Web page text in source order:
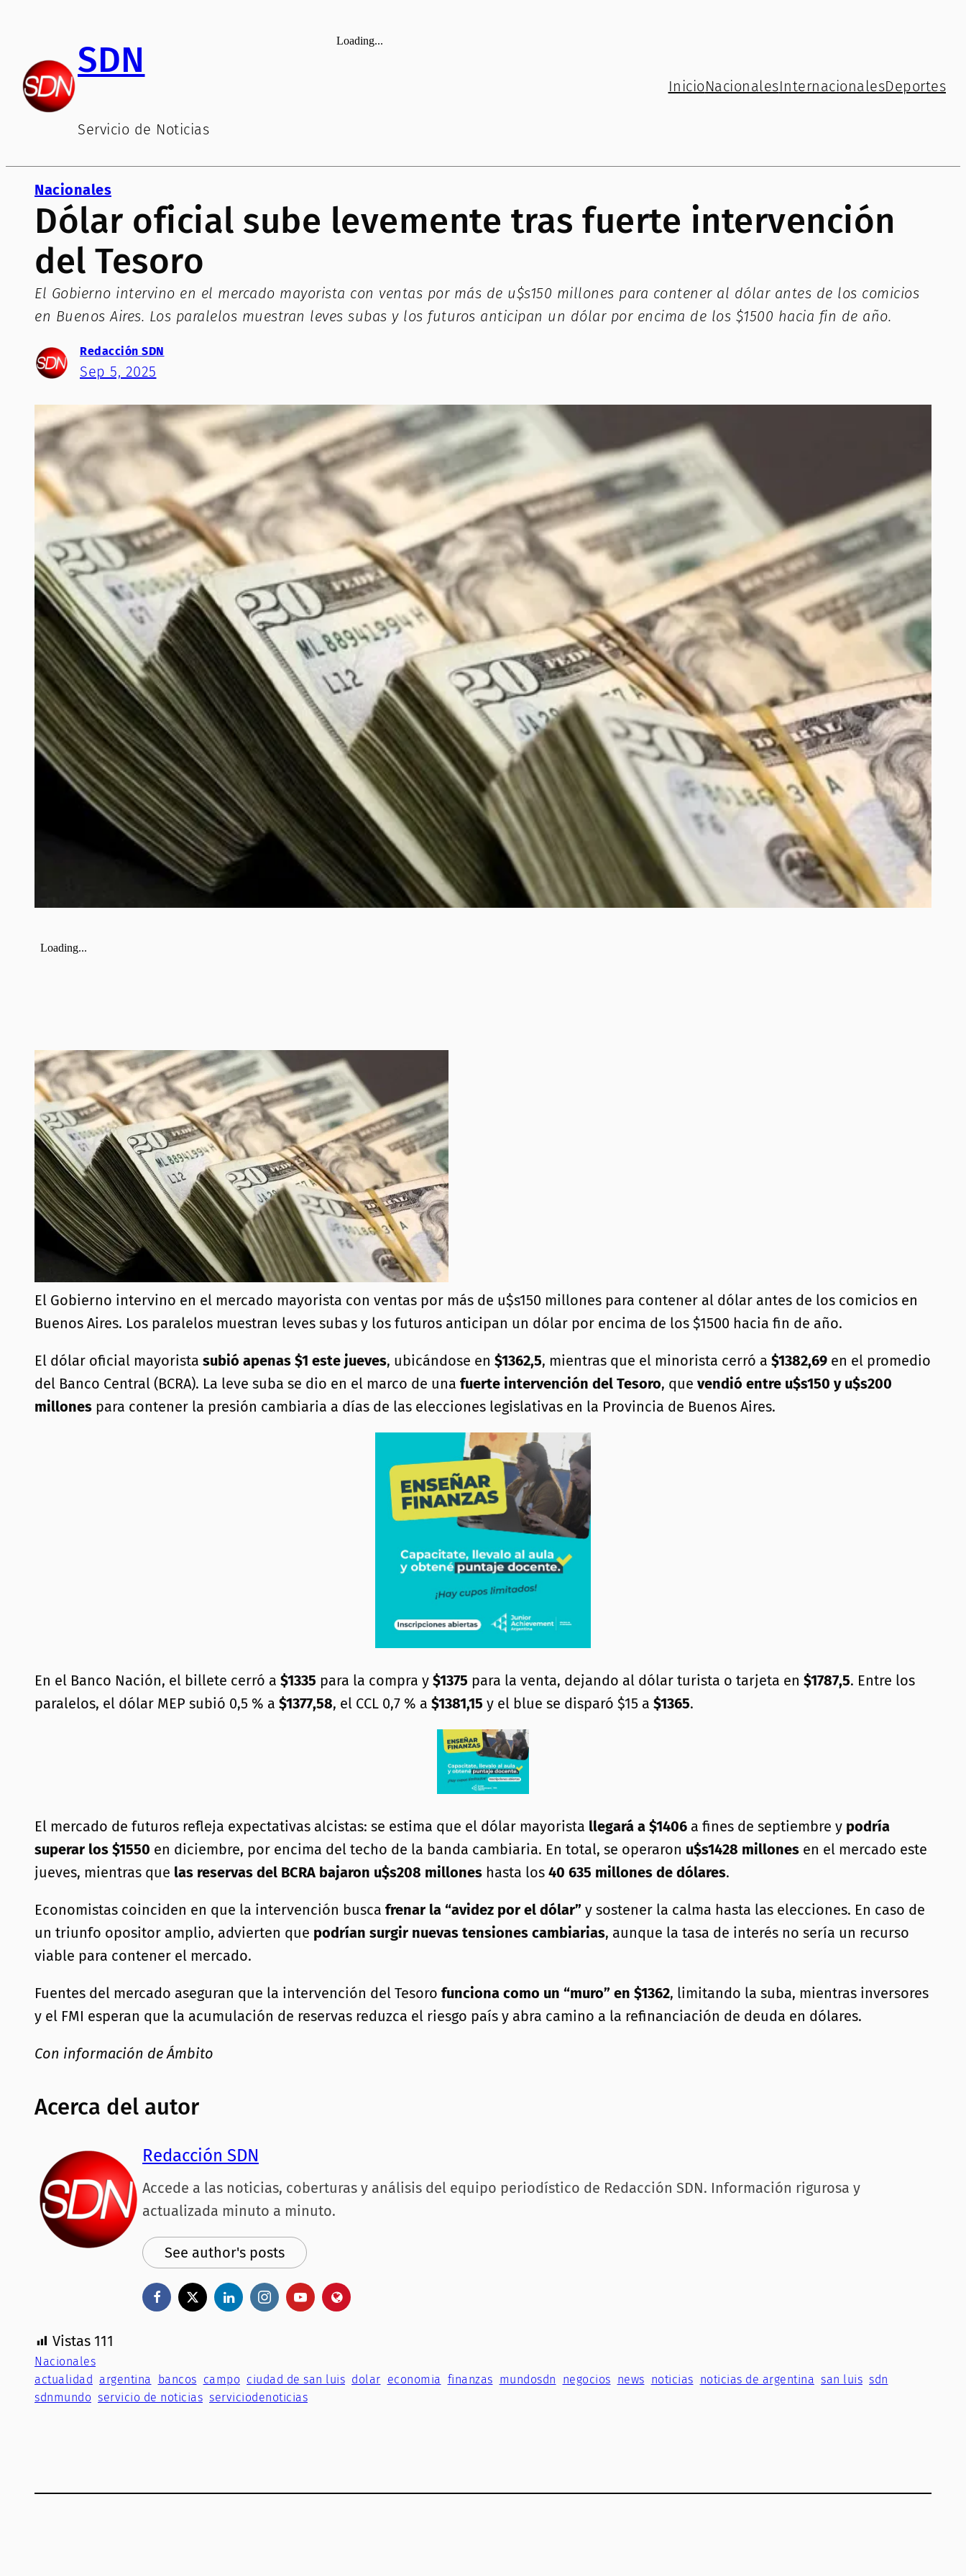
contenido
SDN
Servicio de Noticias
InicioNacionalesInternacionalesDeportes
Nacionales
Dólar oficial sube levemente tras fuerte intervención
del Tesoro
El Gobierno intervino en el mercado mayorista con ventas por más de u$s150 millones para contener al dólar antes de los comicios
en Buenos Aires. Los paralelos muestran leves subas y los futuros anticipan un dólar por encima de los $1500 hacia fin de año.
Redacción SDN
Sep 5, 2025
El Gobierno intervino en el mercado mayorista con ventas por más de u$s150 millones para contener al dólar antes de los comicios en
Buenos Aires. Los paralelos muestran leves subas y los futuros anticipan un dólar por encima de los $1500 hacia fin de año.
El dólar oficial mayorista subió apenas $1 este jueves, ubicándose en $1362,5, mientras que el minorista cerró a $1382,69 en el promedio
del Banco Central (BCRA). La leve suba se dio en el marco de una fuerte intervención del Tesoro, que vendió entre u$s150 y u$s200
millones para contener la presión cambiaria a días de las elecciones legislativas en la Provincia de Buenos Aires.
En el Banco Nación, el billete cerró a $1335 para la compra y $1375 para la venta, dejando al dólar turista o tarjeta en $1787,5. Entre los
paralelos, el dólar MEP subió 0,5 % a $1377,58, el CCL 0,7 % a $1381,15 y el blue se disparó $15 a $1365.
El mercado de futuros refleja expectativas alcistas: se estima que el dólar mayorista llegará a $1406 a fines de septiembre y podría
superar los $1550 en diciembre, por encima del techo de la banda cambiaria. En total, se operaron u$s1428 millones en el mercado este
jueves, mientras que las reservas del BCRA bajaron u$s208 millones hasta los 40 635 millones de dólares.
Economistas coinciden en que la intervención busca frenar la “avidez por el dólar” y sostener la calma hasta las elecciones. En caso de
un triunfo opositor amplio, advierten que podrían surgir nuevas tensiones cambiarias, aunque la tasa de interés no sería un recurso
viable para contener el mercado.
Fuentes del mercado aseguran que la intervención del Tesoro funciona como un “muro” en $1362, limitando la suba, mientras inversores
y el FMI esperan que la acumulación de reservas reduzca el riesgo país y abra camino a la refinanciación de deuda en dólares.
Con información de Ámbito
Acerca del autor
Redacción SDN
Accede a las noticias, coberturas y análisis del equipo periodístico de Redacción SDN. Información rigurosa y
actualizada minuto a minuto.
See author's posts
Vistas 111
Nacionales
actualidad
argentina bancos campo ciudad de san luis dolar economia finanzas mundosdn negocios news noticias noticias de argentina san luis sdn
sdnmundo servicio de noticias serviciodenoticias